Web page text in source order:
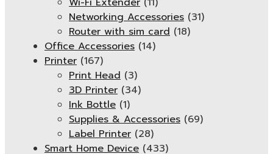
Networking Accessories (31)
Router with sim card (18)
Office Accessories (14)
Printer (167)
Print Head (3)
3D Printer (34)
Ink Bottle (1)
Supplies & Accessories (69)
Label Printer (28)
Smart Home Device (433)